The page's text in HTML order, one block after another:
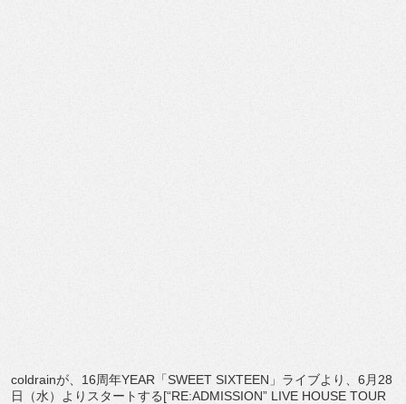
coldrainが、 16周年YEAR 「SWEET SIXTEEN 」ライブより、 6 月 28
日（水）よりスタートする[“RE:ADMISSION” LIVE HOUSE TOUR